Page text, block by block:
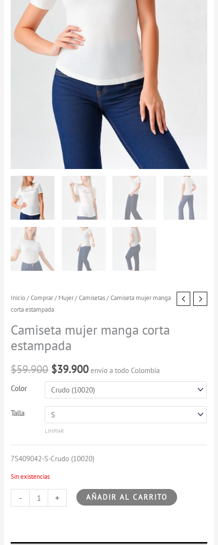
Inicio/Comprar/ Mujer/Camisetas/ Camiseta mujer manga
corta estampada
Camiseta mujer manga corta
estampada
$59.900
El
original
$59.900.
$39.900
El
$39.900.
envío a todo Colombia
Color
Talla
LIMPIAR
7S409042-S-Crudo (10020)
Sin existencias
-
Camiseta
mujer
manga
corta
estampada
cantidad
+ AÑADIR AL CARRITO